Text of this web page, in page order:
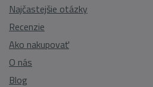
Najčastejšie otázky
Recenzie
Ako nakupovať
O nás
Blog